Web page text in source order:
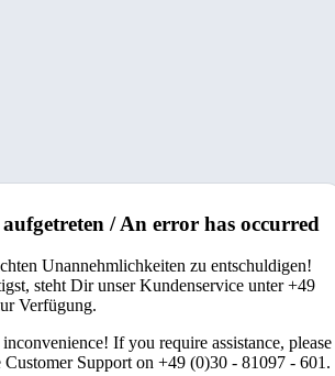
/ An error has occurred
Unannehmlichkeiten zu entschuldigen!
steht Dir unser Kundenservice unter +49
Verfügung.
If you require assistance, please
Support on +49 (0)30 - 81097 - 601.